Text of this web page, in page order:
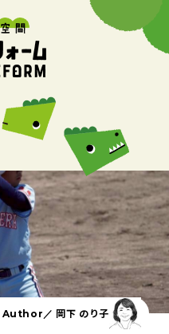
Author／ 岡下 のり子